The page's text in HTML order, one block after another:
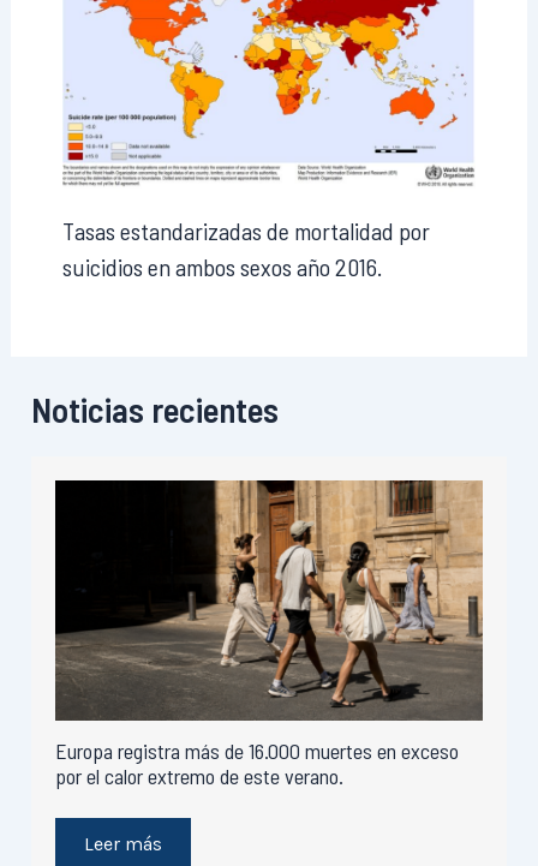
Tasas estandarizadas de mortalidad por
suicidios en ambos sexos año 2016.
Noticias recientes
Europa registra más de 16.000 muertes en exceso
por el calor extremo de este verano.
Leer más